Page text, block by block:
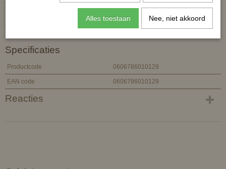
WAARSCHUWING: Enkel voor uitwendig gebruik. Buiten bereik van
kinderen bewaren, tenzij onder topezicht van een volwassene.
Specificaties
Productcode 0606786010129
EAN code 0606786010129
Reacties
Alles toestaan Nee, niet akkoord